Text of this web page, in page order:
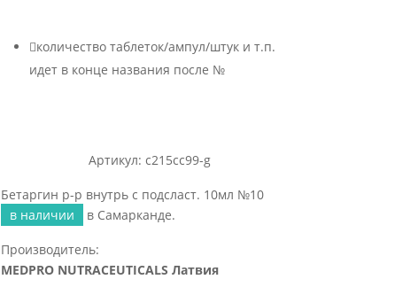
количество таблеток/ампул/штук и т.п.
идет в конце названия после №
Артикул: c215cc99-g
Бетаргин р-р внутрь с подсласт. 10мл №10
в наличии
в Самарканде.
Производитель:
MEDPRO NUTRACEUTICALS Латвия